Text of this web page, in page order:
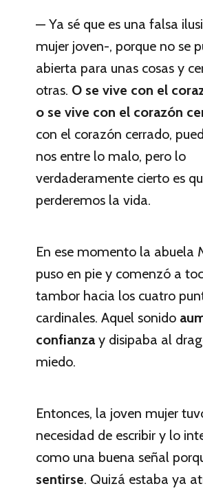
— Ya sé que es una falsa
mujer joven-, porque no se
abierta para unas cosas y
otras. O se vive con el
o se vive con el corazón
con el corazón cerrado,
nos entre lo malo, pero lo
verdaderamente cierto es
perderemos la vida.
En ese momento la abuela
puso en pie y comenzó a
tambor hacia los cuatro
cardinales. Aquel sonido
confianzay disipaba al
miedo.
Entonces, la joven mujer
necesidad de escribir y lo
como una buena señal
sentirse. Quizá estaba ya